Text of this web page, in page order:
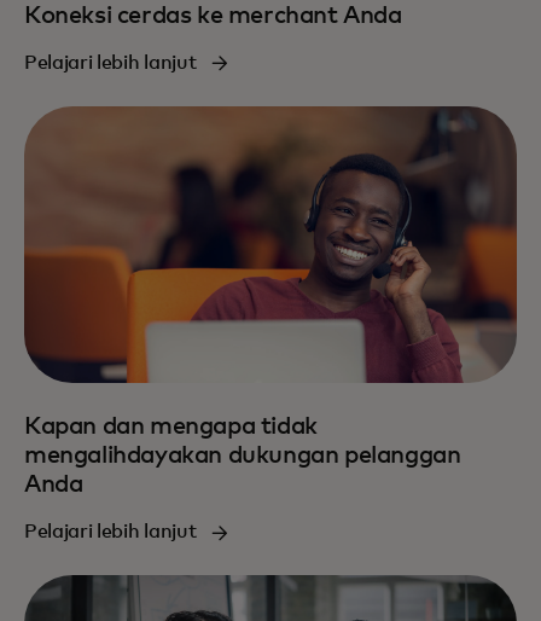
Koneksi cerdas ke merchant Anda
Pelajari lebih lanjut
Kapan dan mengapa tidak
mengalihdayakan dukungan pelanggan
Anda
Pelajari lebih lanjut